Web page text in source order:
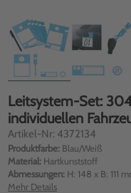
Leitsystem-Set:
individuellen
Artikel-Nr: 4372134
Produktfarbe: Blau/Weiß
Material: Hartkunststoff
Abmessungen: H: 148 x B: 111
Mehr Details